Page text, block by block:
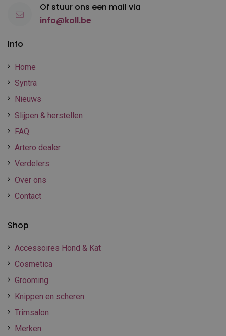
Info
Home
Syntra
Nieuws
Slijpen & herstellen
FAQ
Artero dealer
Verdelers
Over ons
Contact
Shop
Accessoires Hond & Kat
Cosmetica
Grooming
Knippen en scheren
Trimsalon
Merken
Of stuur ons een mail via
info@koll.be